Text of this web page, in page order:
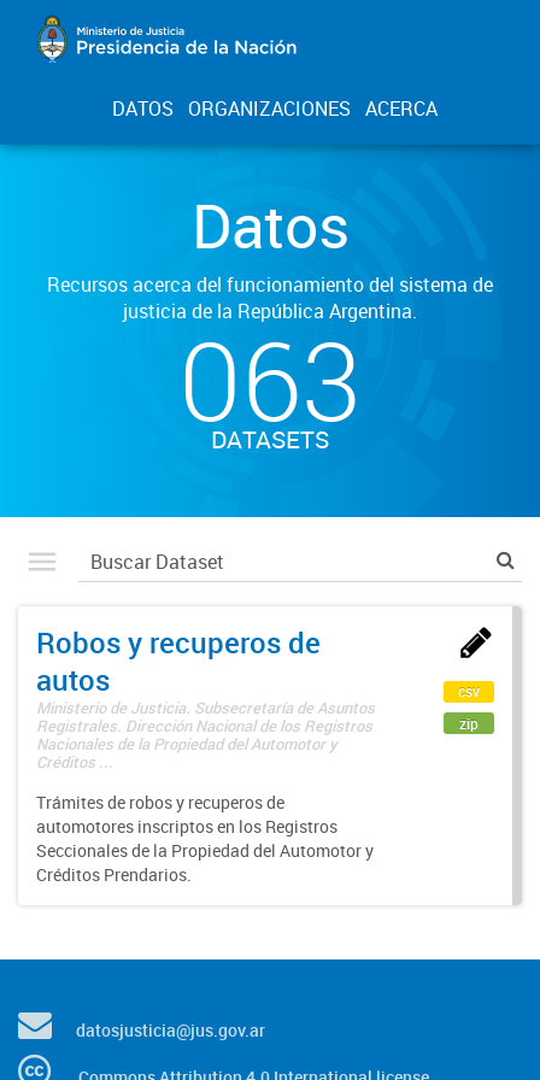
DATOS ORGANIZACIONES ACERCA
Datos
Recursos acerca del funcionamiento del sistema de
justicia de la República Argentina.
063
DATASETS
Robos y recuperos de
autos
Ministerio de Justicia. Subsecretaría de Asuntos
Registrales. Dirección Nacional de los Registros
Nacionales de la Propiedad del Automotor y
Créditos ...
Trámites de robos y recuperos de
automotores inscriptos en los Registros
Seccionales de la Propiedad del Automotor y
Créditos Prendarios.
csv
zip
datosjusticia@jus.gov.ar